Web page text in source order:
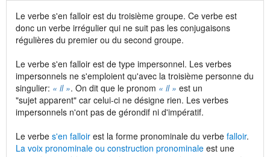
Le verbe s'en falloir est du troisième groupe. Ce verbe est
donc un verbe irrégulier qui ne suit pas les conjugaisons
régulières du premier ou du second groupe.
Le verbe s'en falloir est de type impersonnel. Les verbes
impersonnels ne s'emploient qu'avec la troisième personne du
singulier: « il ». On dit que le pronom « il » est un
"sujet apparent" car celui-ci ne désigne rien. Les verbes
impersonnels n'ont pas de gérondif ni d'impératif.
Le verbe s'en falloir est la forme pronominale du verbe falloir.
La voix pronominale ou construction pronominale est une